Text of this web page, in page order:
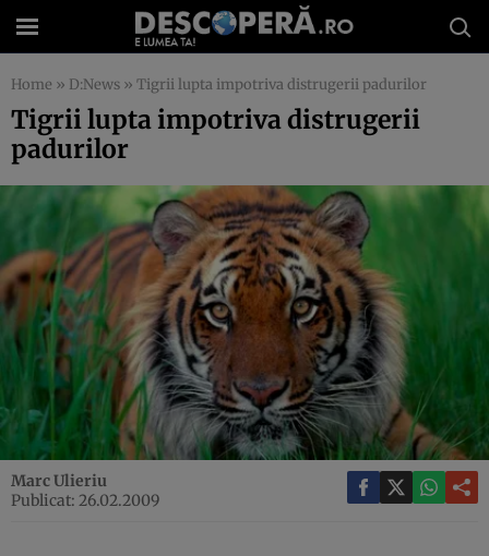
Home » D:News » Tigrii lupta impotriva distrugerii padurilor
Tigrii lupta impotriva distrugerii
padurilor
Marc Ulieriu
Publicat: 26.02.2009